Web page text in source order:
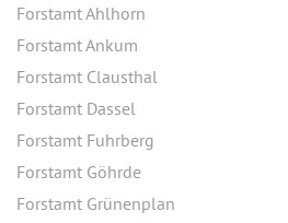
Forstamt Ahlhorn
Forstamt Ankum
Forstamt Clausthal
Forstamt Dassel
Forstamt Fuhrberg
Forstamt Göhrde
Forstamt Grünenplan